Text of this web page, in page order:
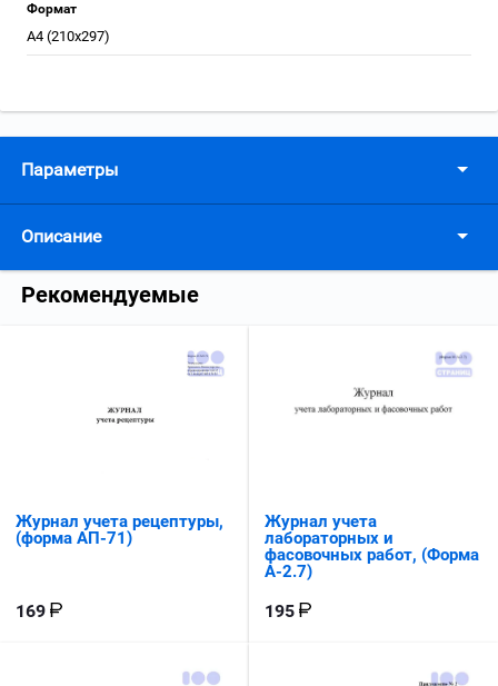
Формат
А4 (210x297)
Параметры
Описание
Рекомендуемые
Журнал учета рецептуры,
(форма АП-71)
169
Журнал учета
лабораторных и
фасовочных работ, (Форма
А-2.7)
195